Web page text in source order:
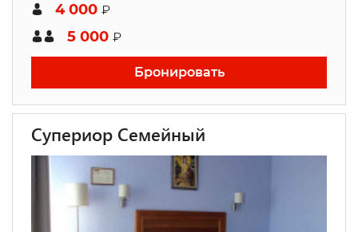
4 000 ₽
5 000 ₽
Бронировать
Супериор Семейный